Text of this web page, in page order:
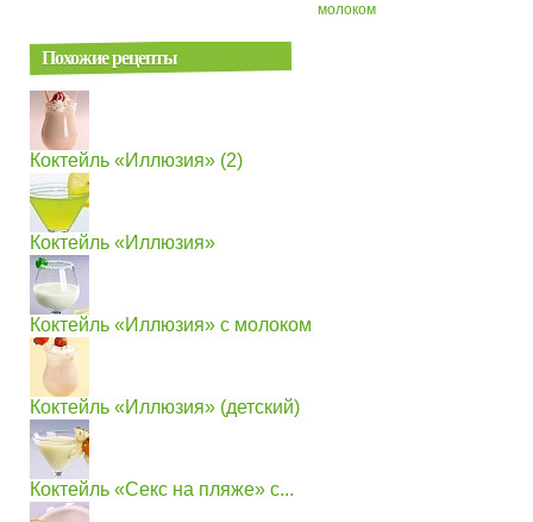
молоком
Похожие рецепты
Коктейль «Иллюзия» (2)
Коктейль «Иллюзия»
Коктейль «Иллюзия» с молоком
Коктейль «Иллюзия» (детский)
Коктейль «Секс на пляже» с...